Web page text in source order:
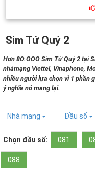
Sim Tứ Quý 2
Hơn 8O.OOO Sim Tứ Quý 2 tại
nhàmạng Viettel, Vinaphone,
nhiều người lựa chọn vì 1 phần
ý nghĩa nó mang lại.
Nhà mạng Đầu số
Chọn đầu số: 081
088